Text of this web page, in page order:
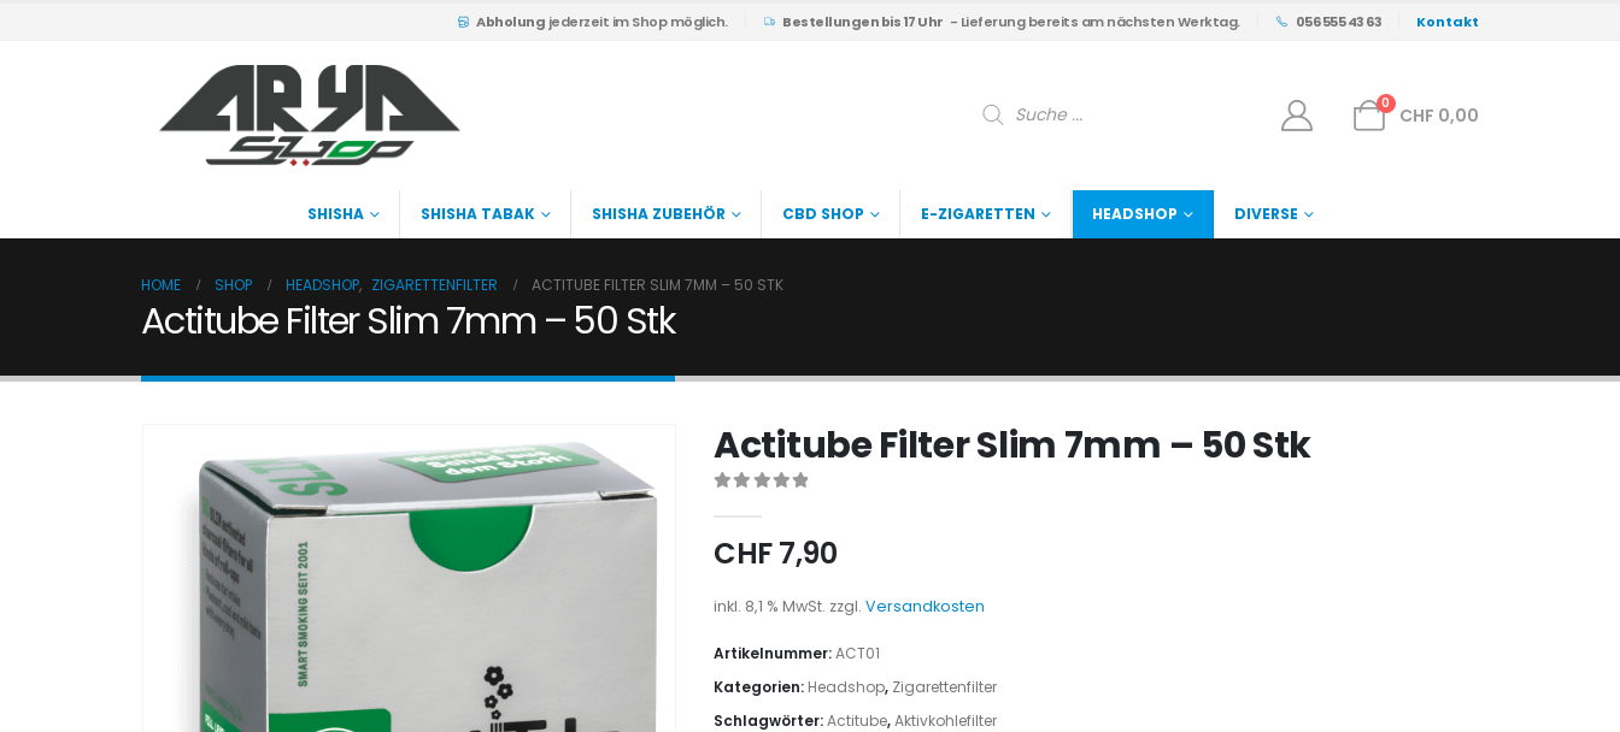
Abholung jederzeit im Shop möglich. Bestellungen bis 17 Uhr - Lieferung bereits am nächsten Werktag. 056 555 43 63 Kontakt
Products
search
0
CHF 0,00
SHISHA SHISHA TABAK SHISHA ZUBEHÖR CBD SHOP E-ZIGARETTEN HEADSHOP DIVERSE
HOME SHOP HEADSHOP, ZIGARETTENFILTER ACTITUBE FILTER SLIM 7MM – 50 STK
Actitube Filter Slim 7mm – 50 Stk
Actitube Filter Slim 7mm – 50 Stk
CHF7,90
inkl. 8,1 % MwSt. zzgl. Versandkosten
Artikelnummer:ACT01
Kategorien: Headshop, Zigarettenfilter
Schlagwörter:Actitube,Aktivkohlefilter